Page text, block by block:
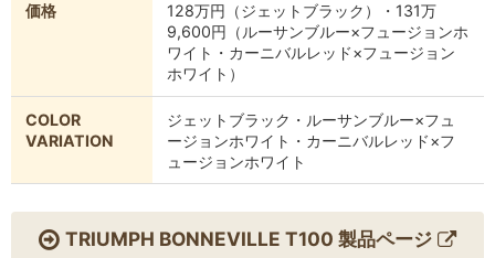
価格
128万円（ジェットブラック）・131万
9,600円（ルーサンブルー×フュージョンホ
ワイト・カーニバルレッド×フュージョン
ホワイト）
COLOR
VARIATION
ジェットブラック・ルーサンブルー×フュ
ージョンホワイト・カーニバルレッド×フ
ュージョンホワイト
TRIUMPH BONNEVILLE T100 製品ページ